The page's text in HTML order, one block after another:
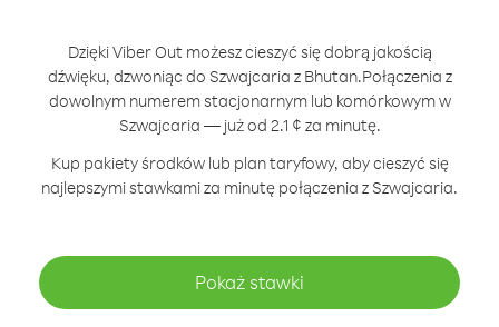
Dzięki Viber Out możesz cieszyć się dobrą jakością
dźwięku, dzwoniąc do Szwajcaria z Bhutan.Połączenia z
dowolnym numerem stacjonarnym lub komórkowym w
Szwajcaria — już od 2.1 ¢ za minutę.
Kup pakiety środków lub plan taryfowy, aby cieszyć się
najlepszymi stawkami za minutę połączenia z Szwajcaria.
Pokaż stawki